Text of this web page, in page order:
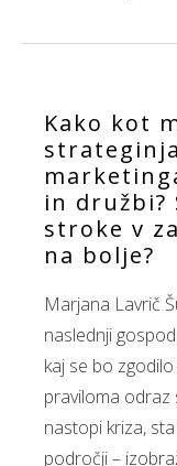
Kako kot
in družbi?
stroke v
na bolje?
Marjana Lavrič
naslednji
kaj se bo
praviloma odraz
nastopi kriza,
področji –